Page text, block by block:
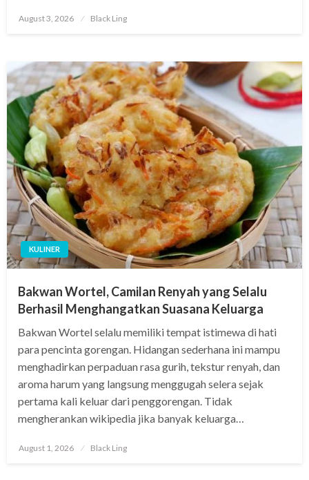
Posted
August 3, 2026 Black Ling
KULINER
Bakwan Wortel, Camilan Renyah yang Selalu
Berhasil Menghangatkan Suasana Keluarga
Bakwan Wortel selalu memiliki tempat istimewa di hati
para pencinta gorengan. Hidangan sederhana ini mampu
menghadirkan perpaduan rasa gurih, tekstur renyah, dan
aroma harum yang langsung menggugah selera sejak
pertama kali keluar dari penggorengan. Tidak
mengherankan wikipedia jika banyak keluarga…
Posted
August 1, 2026 Black Ling